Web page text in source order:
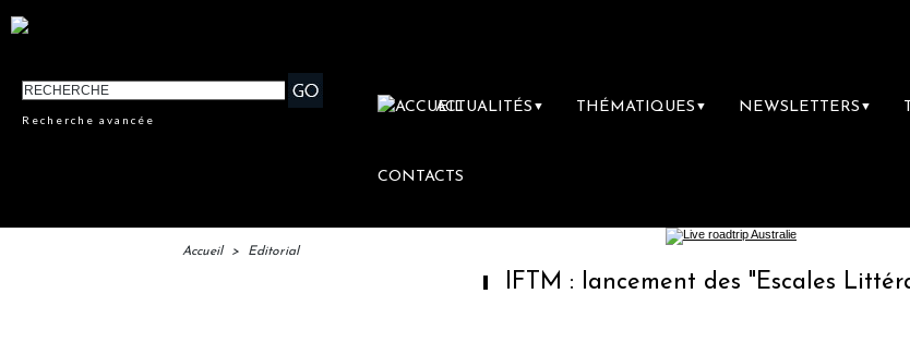
Recherche avancée
ACTUALITÉS ▼ THÉMATIQUES ▼ NEWSLETTERS ▼
CONTACTS
Accueil > Editorial
IFTM : lancement des "Escales Littéraires", la